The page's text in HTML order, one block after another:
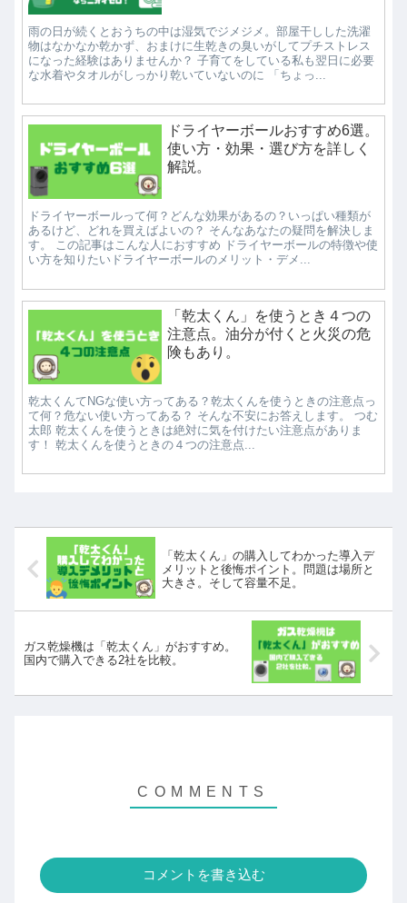
雨の日が続くとおうちの中は湿気でジメジメ。部屋干しした洗濯
物はなかなか乾かず、おまけに生乾きの臭いがしてプチストレス
になった経験はありませんか？ 子育てをしている私も翌日に必要
な水着やタオルがしっかり乾いていないのに 「ちょっ...
ドライヤーボールおすすめ6選。
使い方・効果・選び方を詳しく
解説。
ドライヤーボールって何？どんな効果があるの？いっぱい種類が
あるけど、どれを買えばよいの？ そんなあなたの疑問を解決しま
す。 この記事はこんな人におすすめ ドライヤーボールの特徴や使
い方を知りたいドライヤーボールのメリット・デメ...
「乾太くん」を使うとき４つの
注意点。油分が付くと火災の危
険もあり。
乾太くんてNGな使い方ってある？乾太くんを使うときの注意点っ
て何？危ない使い方ってある？ そんな不安にお答えします。 つむ
太郎 乾太くんを使うときは絶対に気を付けたい注意点がありま
す！ 乾太くんを使うときの４つの注意点...
「乾太くん」の購入してわかった導入デ
メリットと後悔ポイント。問題は場所と
大きさ。そして容量不足。
ガス乾燥機は「乾太くん」がおすすめ。
国内で購入できる2社を比較。
コメントを書き込む